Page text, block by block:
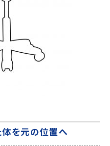
を元の位置へ